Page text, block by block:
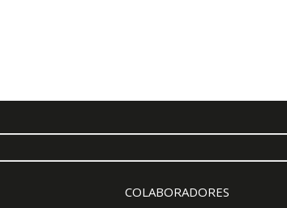
COLABORADORES